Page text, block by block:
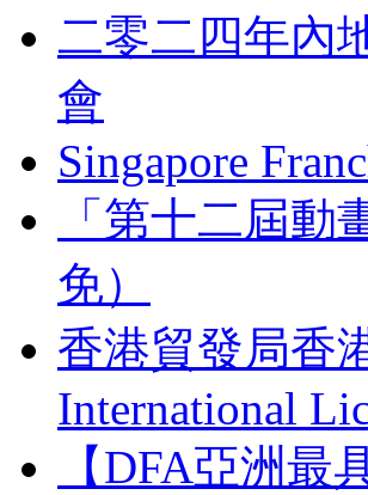
二零二四年內
會
Singapore
「第十二屆
免）
香港貿發局香
International
【DFA亞洲